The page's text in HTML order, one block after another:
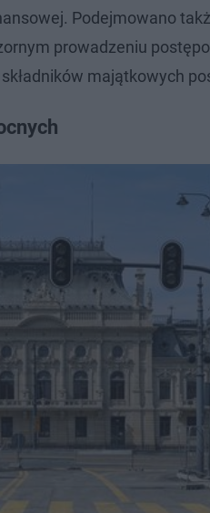
Podejmowano
prowadzeniu
majątkowych